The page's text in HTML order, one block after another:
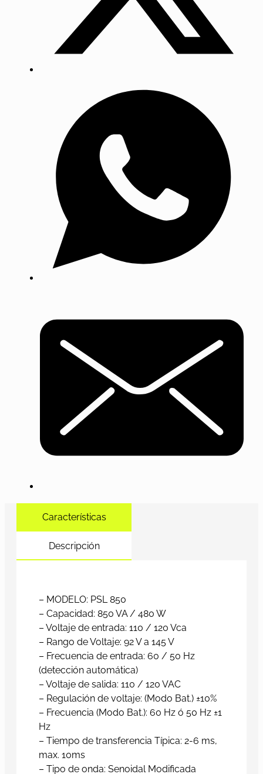
Características
Descripción
– MODELO: PSL 850
– Capacidad: 850 VA / 480 W
– Voltaje de entrada: 110 / 120 Vca
– Rango de Voltaje: 92 V a 145 V
– Frecuencia de entrada: 60 / 50 Hz
(detección automática)
– Voltaje de salida: 110 / 120 VAC
– Regulación de voltaje: (Modo Bat.) ±10%
– Frecuencia (Modo Bat.): 60 Hz ó 50 Hz ±1
Hz
– Tiempo de transferencia Típica: 2-6 ms,
max. 10ms
– Tipo de onda: Senoidal Modificada